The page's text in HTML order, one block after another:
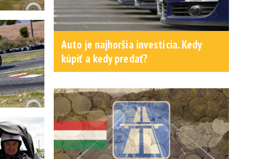
Auto je najhoršia investícia. Kedy
kúpiť a kedy predať?